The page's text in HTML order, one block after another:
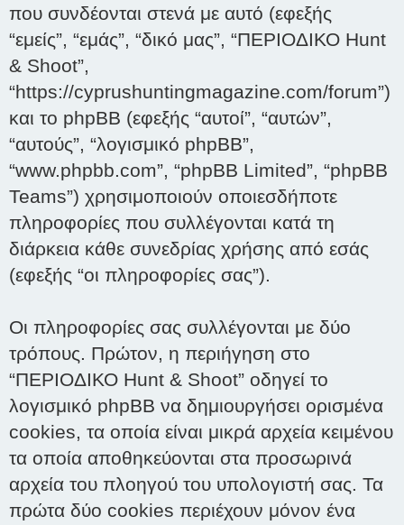
που συνδέονται στενά με αυτό (εφεξής
“εμείς”, “εμάς”, “δικό μας”, “ΠΕΡΙΟΔΙΚΟ Hunt
& Shoot”,
“https://cyprushuntingmagazine.com/forum”)
και το phpBB (εφεξής “αυτοί”, “αυτών”,
“αυτούς”, “λογισμικό phpBB”,
“www.phpbb.com”, “phpBB Limited”, “phpBB
Teams”) χρησιμοποιούν οποιεσδήποτε
πληροφορίες που συλλέγονται κατά τη
διάρκεια κάθε συνεδρίας χρήσης από εσάς
(εφεξής “οι πληροφορίες σας”).
Οι πληροφορίες σας συλλέγονται με δύο
τρόπους. Πρώτον, η περιήγηση στο
“ΠΕΡΙΟΔΙΚΟ Hunt & Shoot” οδηγεί το
λογισμικό phpBB να δημιουργήσει ορισμένα
cookies, τα οποία είναι μικρά αρχεία κειμένου
τα οποία αποθηκεύονται στα προσωρινά
αρχεία του πλοηγού του υπολογιστή σας. Τα
πρώτα δύο cookies περιέχουν μόνον ένα